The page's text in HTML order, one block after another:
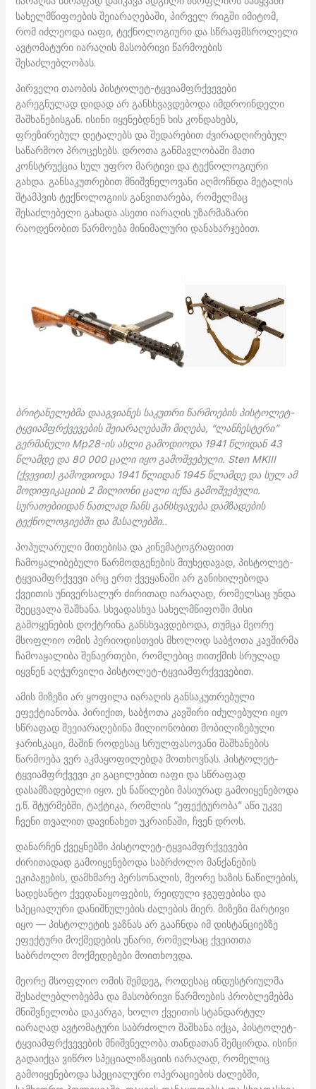
სახელმწიფოების შეიარაღებაში, პირველ რიგში იმიტომ,
რომ იძლეოდა იაფი, ტექნოლოგიური და სწრაფმსროლელი
ავტომატური იარაღის მასობრივი წარმოების
შესაძლებლობას.
პირველი თაობის პისტოლეტ-ტყვიამფრქვევები
გარეგნულად დიდად არ განსხვავდებოდა იმდროინდელი
შაშხანებისგან. ისინი იყენებდნენ ხის კონდახებს,
ფრეზირებულ დეტალებს და შედარებით ძვირადღირებულ
საწარმოო პროცესებს. დროთა განმავლობაში მათი
კონსტრუქცია სულ უფრო მარტივი და ტექნოლოგიური
გახდა. განსაკუთრებით მნიშვნელოვანი აღმოჩნდა მეტალის
შტამპვის ტექნოლოგიის განვითარება, რომელმაც
შესაძლებელი გახადა ასეთი იარაღის უზარმაზარი
რაოდენობით წარმოება მინიმალური დანახარჯებით.
ბრიტანელებმა დააგვიანეს საკუთრი წარმოების პისტოლეტ-
ტყვიამფრქვევების შეიარაღებაში მიღება, “ლანჩესტერი”
გერმანული Mp28-ის ასლი გამოდიოდა 1941 წლიდან 43
წლამდე და 80 000 ცალი იყო გამოშვებული. Sten MKIII
(ქვევით) გამოდიოდა 1941 წლიდან 1945 წლამდე და სულ ამ
მოდიფიკაციის 2 მილიონი ცალი იქნა გამოშვებული.
სურათებიიდან ნათლად ჩანს განსხვავება დამზადების
ტექნოლოგიებში და მასალებში..
პოპულარული მითებისა და კინემატოგრაფიით
ჩამოყალიბებული წარმოდგენების მიუხედავად, პისტოლეტ-
ტყვიამფრქვევი არც ერთ ქვეყანაში არ განიხილებოდა
ქვეითის უნივერსალურ ძირითად იარაღად, რომელსაც უნდა
შეეცვალა შაშხანა. სხვადასხვა სახელმწიფოში მისი
გამოყენების დოქტრინა განსხვავდებოდა, თუმცა მეორე
მსოფლიო ომის პერიოდისთვის მხოლოდ საბჭოთა კავშირმა
ჩამოაყალიბა შენაერთები, რომლებიც თითქმის სრულად
იყვნენ აღჭურვილი პისტოლეტ-ტყვიამფრქვევებით.
ამის მიზეზი არ ყოფილა იარაღის განსაკუთრებული
ეფექტიანობა. პირიქით, საბჭოთა კავშირი იძულებული იყო
სწრაფად შეეიარაღებინა მილიონობით მობილიზებული
ჯარისკაცი, მაშინ როდესაც სრულფასოვანი შაშხანების
წარმოება ვერ აკმაყოფილებდა მოთხოვნას. პისტოლეტ-
ტყვიამფრქვევი კი გაცილებით იაფი და სწრაფად
დასამზადებელი იყო. ეს ნაწილები მასიურად გამოიყენებოდა
ე.წ. შტურმებში, ტაქტიკა, რომლის “ეფექტურობა” აწი უკვე
ჩვენი თვალით დავინახეთ უკრაინაში, ჩვენ დროს.
დანარჩენ ქვეყნებში პისტოლეტ-ტყვიამფრქვევები
ძირითადად გამოიყენებოდა საბრძოლო მანქანების
ეკიპაჟების, დამხმარე პერსონალის, მეორე ხაზის ნაწილების,
სადესანტო ქვედანაყოფების, რეიდული ჯგუფებისა და
სპეციალური დანიშნულების ძალების მიერ. მიზეზი მარტივი
იყო — პისტოლეტის ვაზნას არ გააჩნდა იმ დისტანციებზე
ეფექტური მოქმედების უნარი, რომელსაც ქვეითთა
საბრძოლო მოქმედებები მოითხოვდა.
მეორე მსოფლიო ომის შემდეგ, როდესაც ინდუსტრიულმა
შესაძლებლობებმა და მასობრივი წარმოების პრობლემებმა
მნიშვნელობა დაკარგა, ხოლო ქვეითის სტანდარტულ
იარაღად ავტომატური საბრძოლო შაშხანა იქცა, პისტოლეტ-
ტყვიამფრქვევების მნიშვნელობა თანდათან შემცირდა. ისინი
გადაიქცა ვიწრო სპეციალიზაციის იარაღად, რომელიც
გამოიყენებოდა სპეციალური ოპერაციების ძალებში,